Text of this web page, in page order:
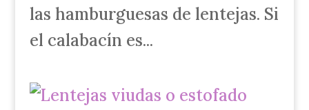
las hamburguesas de lentejas. Si
el calabacín es...